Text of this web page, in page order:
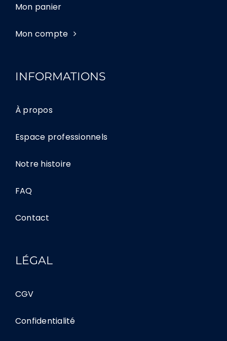
Mon panier
Mon compte
INFORMATIONS
À propos
Espace professionnels
Notre histoire
FAQ
Contact
LÉGAL
CGV
Confidentialité